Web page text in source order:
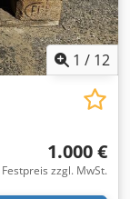
1 / 12
1.000 €
Festpreis zzgl. MwSt.